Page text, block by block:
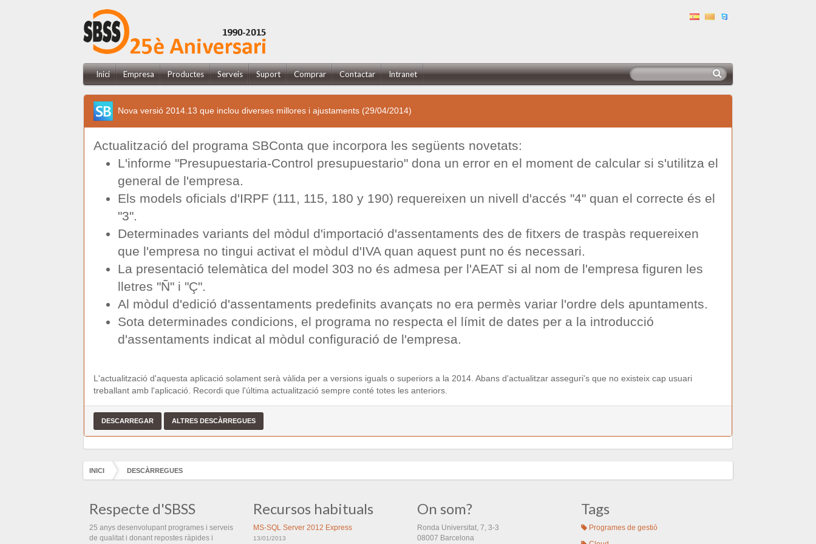
Inici Empresa Productes Serveis Suport Comprar Contactar Intranet
Nova versió 2014.13 que inclou diverses millores i ajustaments (29/04/2014)
Actualització del programa SBConta que incorpora les següents novetats:
L'informe "Presupuestaria-Control presupuestario" dona un error en el moment de calcular si s'utilitza el
general de l'empresa.
Els models oficials d'IRPF (111, 115, 180 y 190) requereixen un nivell d'accés "4" quan el correcte és el
"3".
Determinades variants del mòdul d'importació d'assentaments des de fitxers de traspàs requereixen
que l'empresa no tingui activat el mòdul d'IVA quan aquest punt no és necessari.
La presentació telemàtica del model 303 no és admesa per l'AEAT si al nom de l'empresa figuren les
lletres "Ñ" i "Ç".
Al mòdul d'edició d'assentaments predefinits avançats no era permès variar l'ordre dels apuntaments.
Sota determinades condicions, el programa no respecta el límit de dates per a la introducció
d'assentaments indicat al mòdul configuració de l'empresa.
L'actualització d'aquesta aplicació solament serà vàlida per a versions iguals o superiors a la 2014. Abans d'actualitzar asseguri's que no existeix cap usuari
treballant amb l'aplicació. Recordi que l'última actualització sempre conté totes les anteriors.
INICI DESCÀRREGUES
Respecte d'SBSS
25 anys desenvolupant programes i serveis
de qualitat i donant repostes ràpides i
Recursos habituals
MS-SQL Server 2012 Express
13/01/2013
On som?
Ronda Universitat, 7, 3-3
08007 Barcelona
Tags
Programes de gestió